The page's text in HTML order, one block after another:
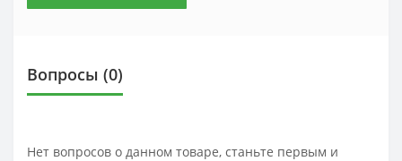
Вопросы (0)
Нет вопросов о данном товаре, станьте первым и